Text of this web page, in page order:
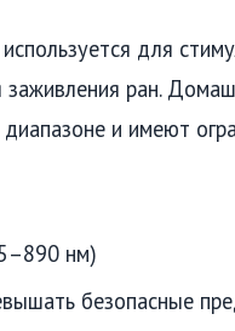
для
заживления ран.
и имеют
нм)
безопасные